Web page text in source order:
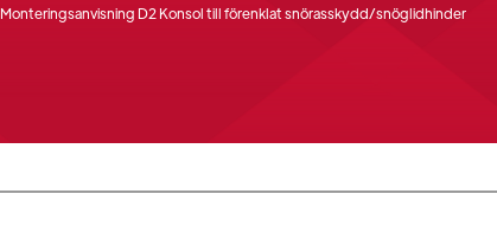
Monteringsanvisning D2 Konsol till förenklat snörasskydd/snöglidhinder